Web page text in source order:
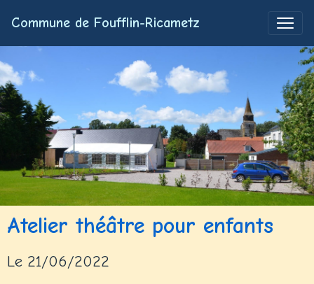
Commune de Foufflin-Ricametz
Atelier théâtre pour enfants
Le 21/06/2022